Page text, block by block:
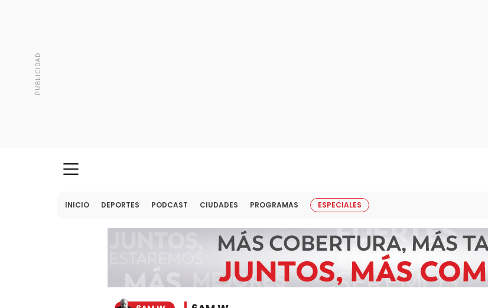
INICIO DEPORTES PODCAST CIUDADES PROGRAMAS ESPECIALES